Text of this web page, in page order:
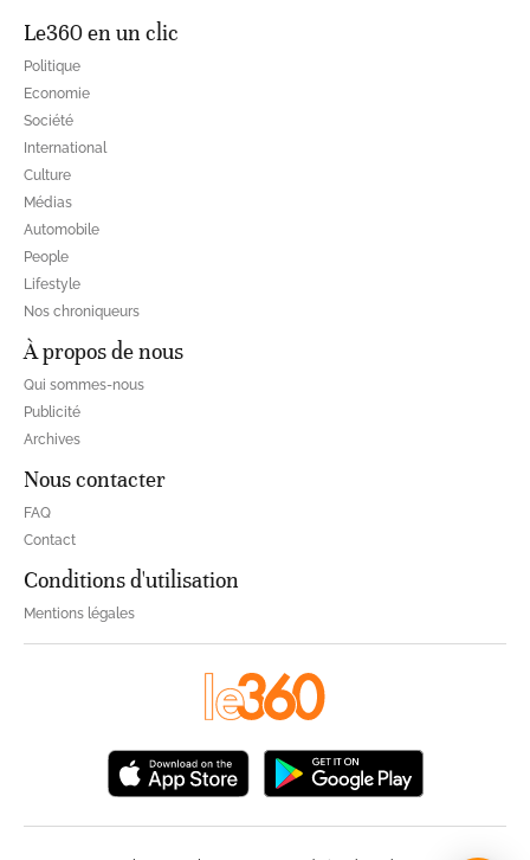
Le360 en un clic
Politique
Economie
Société
International
Culture
Médias
Automobile
People
Lifestyle
Nos chroniqueurs
À propos de nous
Qui sommes-nous
Publicité
Archives
Nous contacter
FAQ
Contact
Conditions d'utilisation
Mentions légales